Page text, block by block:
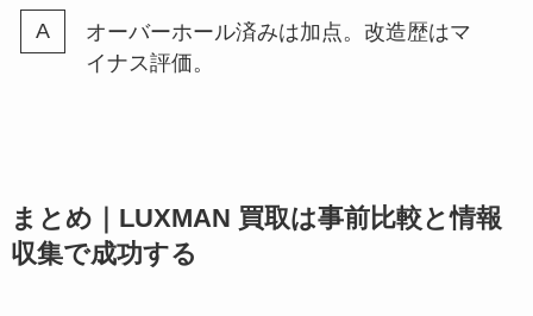
オーバーホール済みは加点。改造歴はマ
イナス評価。
まとめ｜LUXMAN 買取は事前比較と情報
収集で成功する